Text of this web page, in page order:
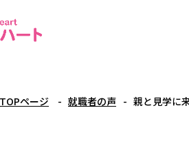
TOPページ 就職者の声 親と見学に